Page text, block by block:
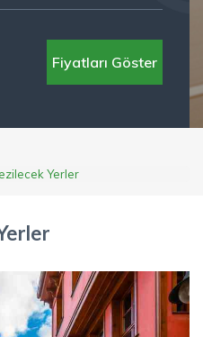
Fiyatları Göster
Yerler